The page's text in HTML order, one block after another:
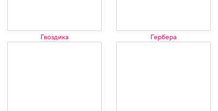
Гвоздика Гербера